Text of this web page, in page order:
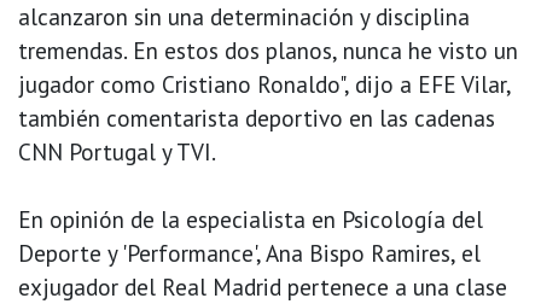
alcanzaron sin una determinación y disciplina
tremendas. En estos dos planos, nunca he visto un
jugador como Cristiano Ronaldo", dijo a EFE Vilar,
también comentarista deportivo en las cadenas
CNN Portugal y TVI.
En opinión de la especialista en Psicología del
Deporte y 'Performance', Ana Bispo Ramires, el
exjugador del Real Madrid pertenece a una clase